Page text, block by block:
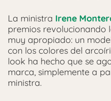
La ministra Irene
premios revolucionando
muy apropiado: un
con los colores del
look ha hecho que se
marca, simplemente a
ministra.